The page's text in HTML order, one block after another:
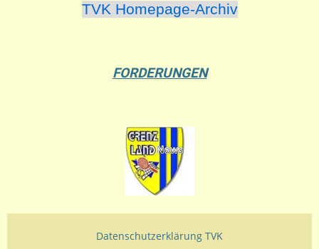
TVK Homepage-Archiv
FORDERUNGEN
Datenschutzerklärung TVK